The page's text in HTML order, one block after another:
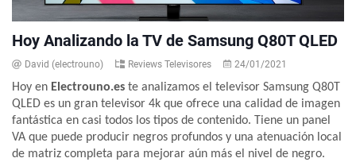
Hoy Analizando la TV de Samsung Q80T QLED
David (electrouno) Reviews Televisores 24/01/2021
Hoy en Electrouno.es te analizamos el televisor Samsung Q80T
QLED es un gran televisor 4k que ofrece una calidad de imagen
fantástica en casi todos los tipos de contenido. Tiene un panel
VA que puede producir negros profundos y una atenuación local
de matriz completa para mejorar aún más el nivel de negro.